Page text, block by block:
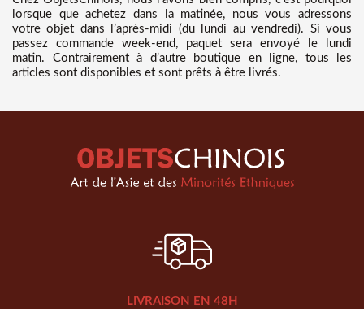
lorsque que achetez dans la matinée, nous vous adressons
votre objet dans l’après-midi (du lundi au vendredi). Si vous
passez commande week-end, paquet sera envoyé le lundi
matin. Contrairement à d’autre boutique en ligne, tous les
articles sont disponibles et sont prêts à être livrés.
LIVRAISON EN 48H